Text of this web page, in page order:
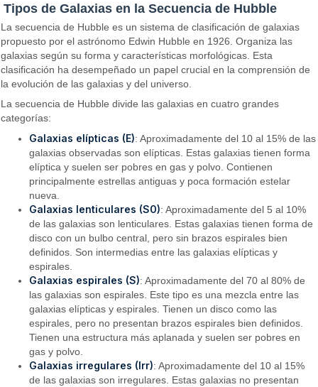
Tipos de Galaxias en la Secuencia de Hubble
La secuencia de Hubble es un sistema de clasificación de galaxias
propuesto por el astrónomo Edwin Hubble en 1926. Organiza las
galaxias según su forma y características morfológicas. Esta
clasificación ha desempeñado un papel crucial en la comprensión de
la evolución de las galaxias y del universo.
La secuencia de Hubble divide las galaxias en cuatro grandes
categorías:
Galaxias elípticas (E): Aproximadamente del 10 al 15% de las
galaxias observadas son elípticas. Estas galaxias tienen forma
elíptica y suelen ser pobres en gas y polvo. Contienen
principalmente estrellas antiguas y poca formación estelar
nueva.
Galaxias lenticulares (S0): Aproximadamente del 5 al 10%
de las galaxias son lenticulares. Estas galaxias tienen forma de
disco con un bulbo central, pero sin brazos espirales bien
definidos. Son intermedias entre las galaxias elípticas y
espirales.
Galaxias espirales (S): Aproximadamente del 70 al 80% de
las galaxias son espirales. Este tipo es una mezcla entre las
galaxias elípticas y espirales. Tienen un disco como las
espirales, pero no presentan brazos espirales bien definidos.
Tienen una estructura más aplanada y suelen ser pobres en
gas y polvo.
Galaxias irregulares (Irr): Aproximadamente del 10 al 15%
de las galaxias son irregulares. Estas galaxias no presentan